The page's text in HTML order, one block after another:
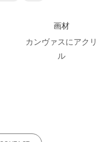
画材
カンヴァスにアクリ
ル